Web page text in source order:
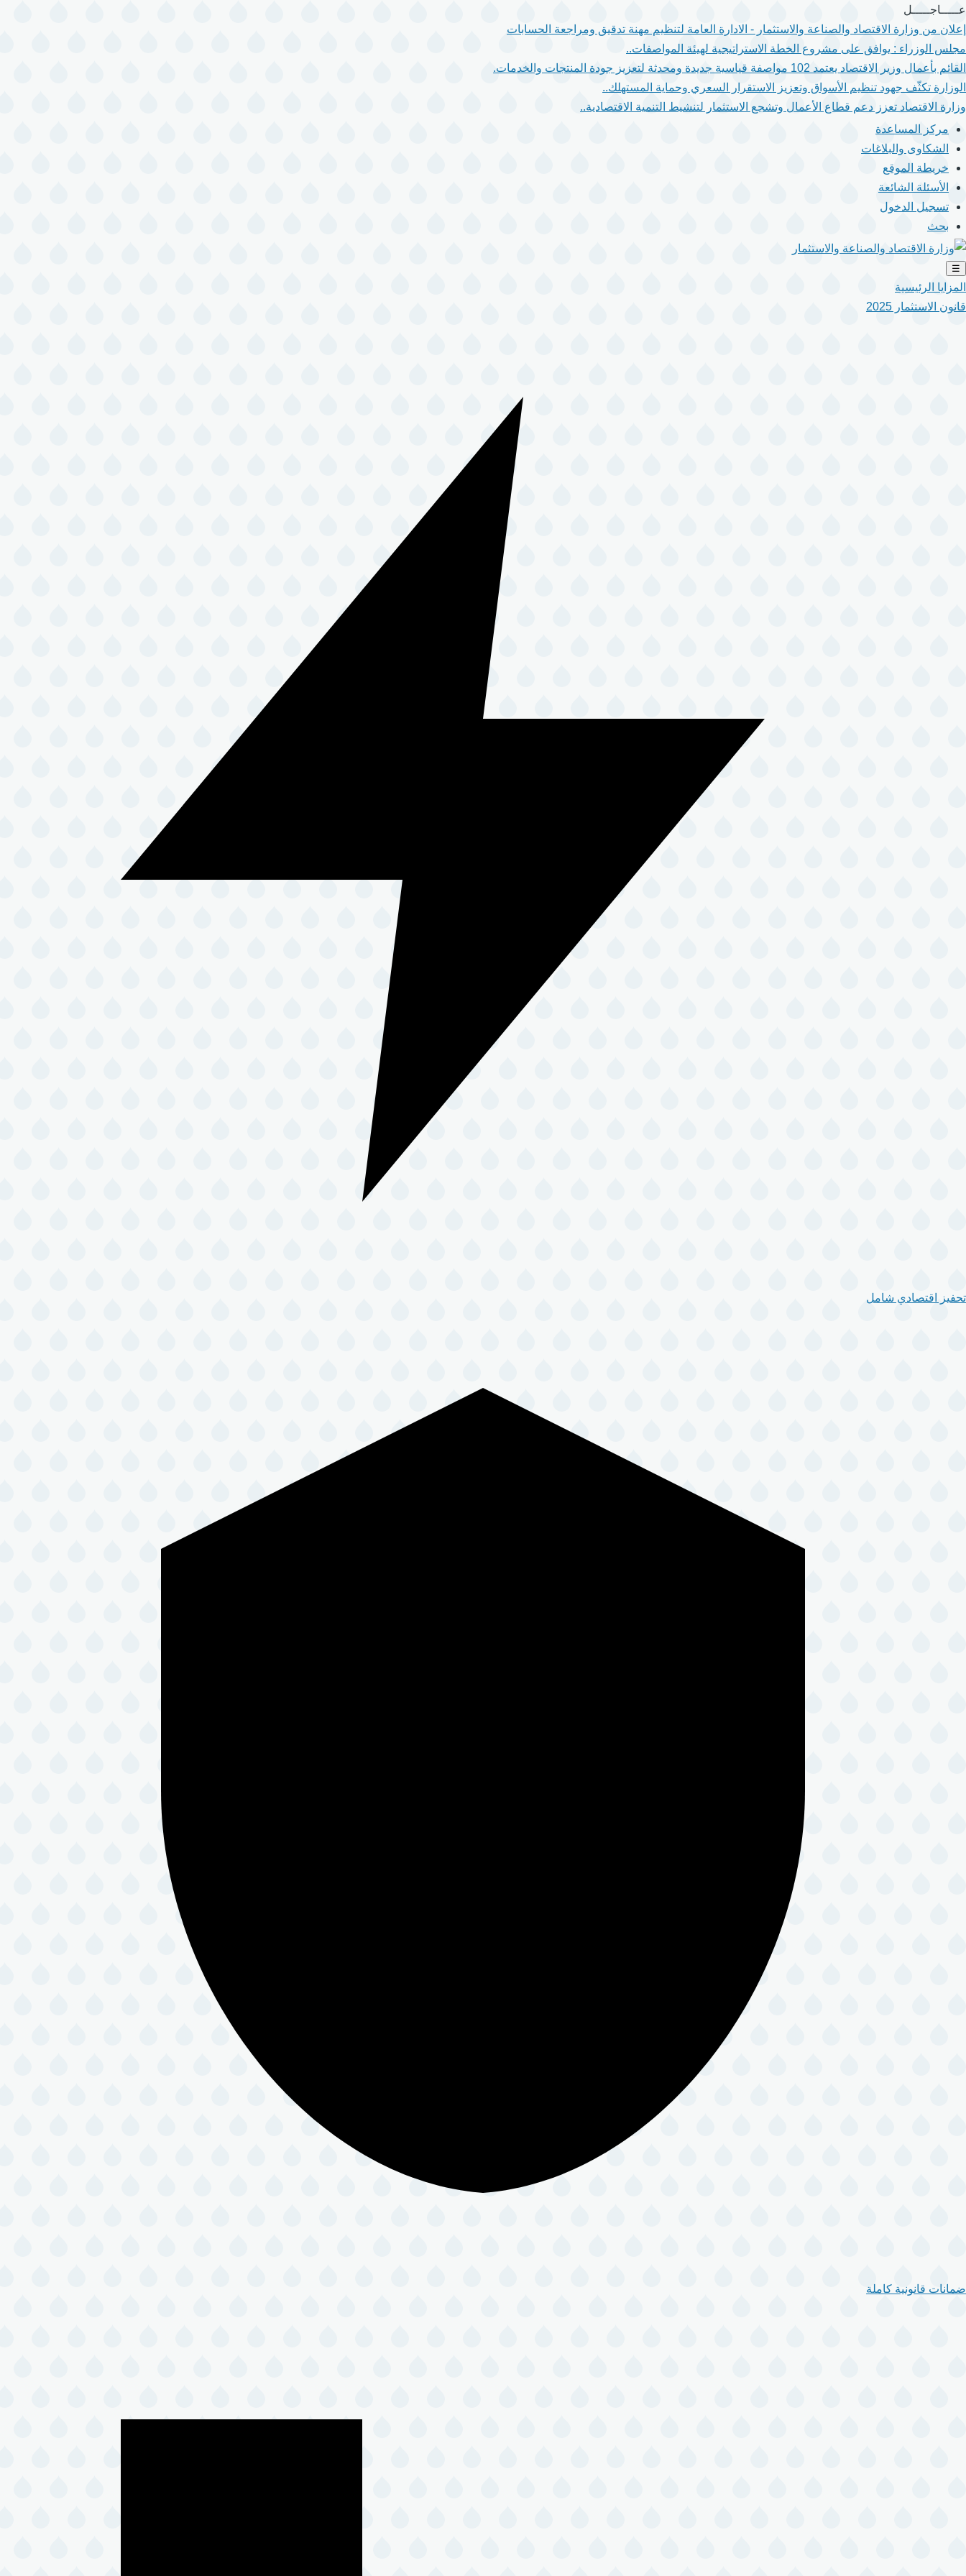
تجاوز
إلى
المحتوى
الرئيسي
عـــــاجـــــل
إعلان من وزارة الاقتصاد والصناعة والاستثمار - الادارة العامة لتنظيم مهنة تدقيق ومراجعة الحسابات
مجلس الوزراء : يوافق على مشروع الخطة الاستراتيجية لهيئة المواصفات..
القائم بأعمال وزير الاقتصاد يعتمد 102 مواصفة قياسية جديدة ومحدثة لتعزيز جودة المنتجات والخدمات.
الوزارة تكثّف جهود تنظيم الأسواق وتعزيز الاستقرار السعري وحماية المستهلك..
وزارة الاقتصاد تعزز دعم قطاع الأعمال وتشجع الاستثمار لتنشيط التنمية الاقتصادية..
مركز المساعدة
الشكاوى والبلاغات
خريطة الموقع
الأسئلة الشائعة
تسجيل الدخول
بحث
☰
المزايا الرئيسية
قانون الاستثمار 2025
تحفيز اقتصادي شامل
ضمانات قانونية كاملة